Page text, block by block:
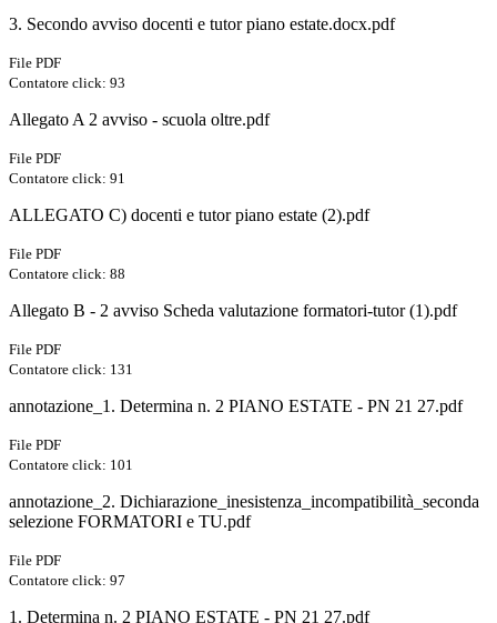
3. Secondo avviso docenti e tutor piano estate.docx.pdf
File PDF
Contatore click: 93
Allegato A 2 avviso - scuola oltre.pdf
File PDF
Contatore click: 91
ALLEGATO C) docenti e tutor piano estate (2).pdf
File PDF
Contatore click: 88
Allegato B - 2 avviso Scheda valutazione formatori-tutor (1).pdf
File PDF
Contatore click: 131
annotazione_1. Determina n. 2 PIANO ESTATE - PN 21 27.pdf
File PDF
Contatore click: 101
annotazione_2. Dichiarazione_inesistenza_incompatibilità_seconda
selezione FORMATORI e TU.pdf
File PDF
Contatore click: 97
1. Determina n. 2 PIANO ESTATE - PN 21 27.pdf